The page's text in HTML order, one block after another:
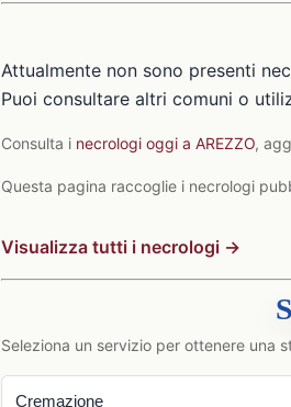
Attualmente non sono presenti
Puoi consultare altri comuni o
Consulta i necrologi oggi a AREZZO,
Questa pagina raccoglie i necrologi
Visualizza tutti i necrologi →
S
Seleziona un servizio per ottenere una